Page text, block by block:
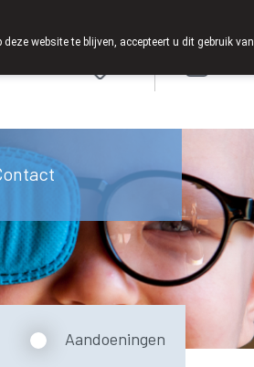
Aandoeningen
website te blijven, accepteert u dit gebruik van